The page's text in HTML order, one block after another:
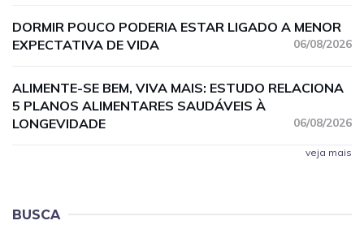
DORMIR POUCO PODERIA ESTAR LIGADO A MENOR
EXPECTATIVA DE VIDA
06/08/2026
ALIMENTE-SE BEM, VIVA MAIS: ESTUDO RELACIONA
5 PLANOS ALIMENTARES SAUDÁVEIS À
LONGEVIDADE
06/08/2026
veja mais
BUSCA